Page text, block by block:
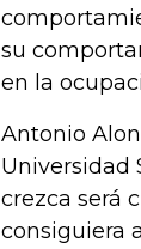
su
en la
Antonio
Universidad
crezca será
consiguiera